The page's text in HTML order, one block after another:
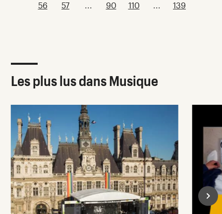
56 57 ... 90 110 ... 139
Les plus lus dans Musique